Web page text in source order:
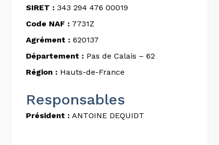
SIRET : 343 294 476 00019
Code NAF : 7731Z
Agrément : 620137
Département : Pas de Calais – 62
Région : Hauts-de-France
Responsables
Président : ANTOINE DEQUIDT